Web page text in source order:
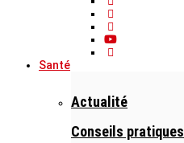
Santé
Actualité
Conseils pratiques